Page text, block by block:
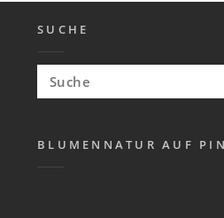
SUCHE
Suchen
nach:
BLUMENNATUR AUF